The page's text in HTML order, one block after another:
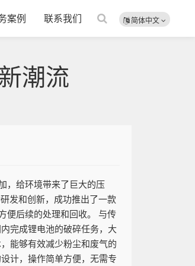
简体中文
案例 联系我们
潮流
，给环境带来了巨大的压
发和创新，成功推出了一款
便后续的处理和回收。 与传
完成锂电池的破碎任务，大
能够有效减少粉尘和废气的
计，操作简单方便，无需专